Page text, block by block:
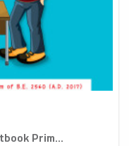
Prim...